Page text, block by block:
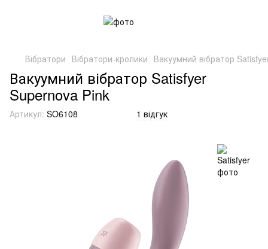
Вібратори Вібратори-кролики Вакуумний вібратор
Вакуумний вібратор Satisfyer
Supernova Pink
Артикул: SO6108 1 відгук